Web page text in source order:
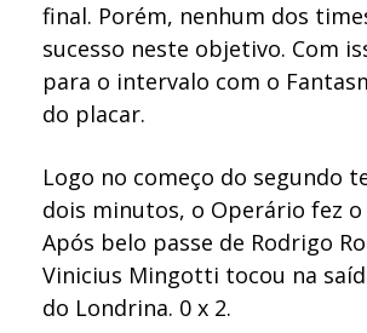
final. Porém, nenhum dos
sucesso neste objetivo. Com
para o intervalo com o
do placar.
Logo no começo do segundo
dois minutos, o Operário fez o
Após belo passe de Rodrigo
Vinicius Mingotti tocou na
do Londrina. 0 x 2.